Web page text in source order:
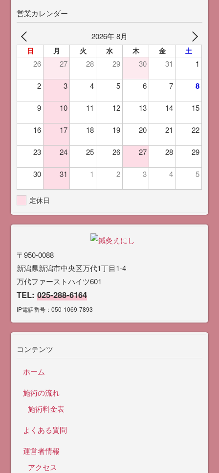
営業カレンダー
2026年 8月
日 月 火 水 木 金 土
26 27 28 29 30 31 1
2 3 4 5 6 7 8
9 10 11 12 13 14 15
16 17 18 19 20 21 22
23 24 25 26 27 28 29
30 31 1 2 3 4 5
定休日
〒950-0088
新潟県新潟市中央区万代1丁目1-4
万代ファーストハイツ601
TEL:025-288-6164
IP電話番号：050-1069-7893
コンテンツ
ホーム
施術の流れ
施術料金表
よくある質問
運営者情報
アクセス